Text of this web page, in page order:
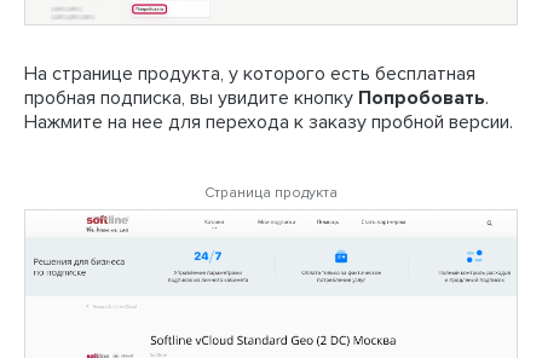
На странице продукта, у которого есть бесплатная
пробная подписка, вы увидите кнопку Попробовать.
Нажмите на нее для перехода к заказу пробной версии.
Страница продукта